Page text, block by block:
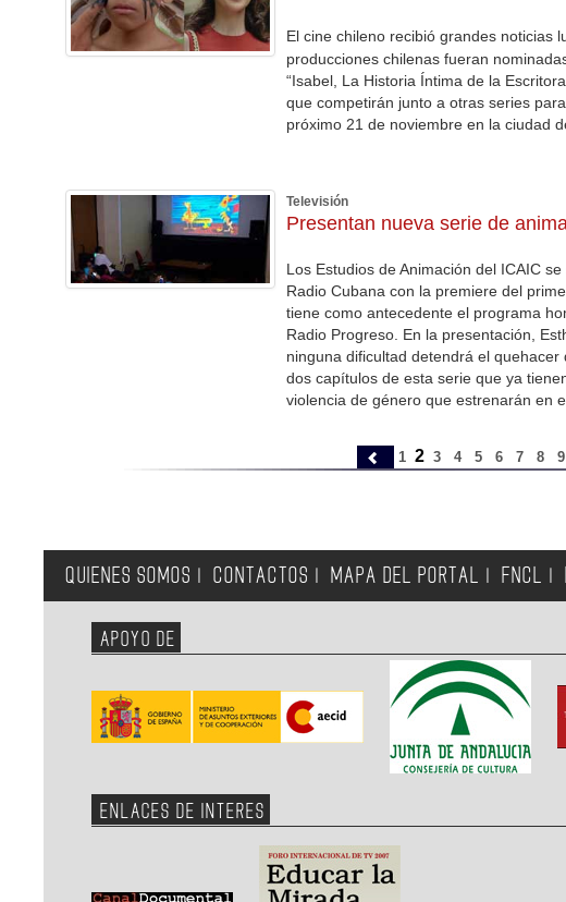
El cine chileno recibió grandes noticias
producciones chilenas fueran
“Isabel, La Historia Íntima de la
que competirán junto a otras series
próximo 21 de noviembre en la ciudad
Televisión
Presentan nueva serie de
Los Estudios de Animación del ICAIC
Radio Cubana con la premiere del
tiene como antecedente el programa
Radio Progreso. En la presentación,
ninguna dificultad detendrá el
dos capítulos de esta serie que ya
violencia de género que estrenarán en
1 2 3 4 5 6 7 8 9
QUIENES SOMOS CONTACTOS MAPA DEL PORTAL FNCL
APOYO DE
ENLACES DE INTERES